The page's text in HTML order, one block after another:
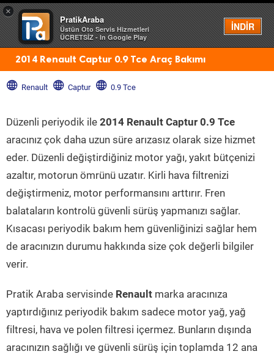
×
PratikAraba
Üstün Oto Servis Hizmetleri
ÜCRETSİZ - In Google Play
İNDİR
Menü
2014 Renault Captur 0.9 Tce Araç Bakımı
Renault Captur 0.9 Tce
Düzenli periyodik ile 2014 Renault Captur 0.9 Tce
aracınız çok daha uzun süre arızasız olarak size hizmet
eder. Düzenli değiştirdiğiniz motor yağı, yakıt bütçenizi
azaltır, motorun ömrünü uzatır. Kirli hava filtrenizi
değiştirmeniz, motor performansını arttırır. Fren
balataların kontrolü güvenli sürüş yapmanızı sağlar.
Kısacası periyodik bakım hem güvenliğinizi sağlar hem
de aracınızın durumu hakkında size çok değerli bilgiler
verir.
Pratik Araba servisinde Renault marka aracınıza
yaptırdığınız periyodik bakım sadece motor yağ, yağ
filtresi, hava ve polen filtresi içermez. Bunların dışında
aracınızın sağlığı ve güvenli sürüş için toplamda 12 ana